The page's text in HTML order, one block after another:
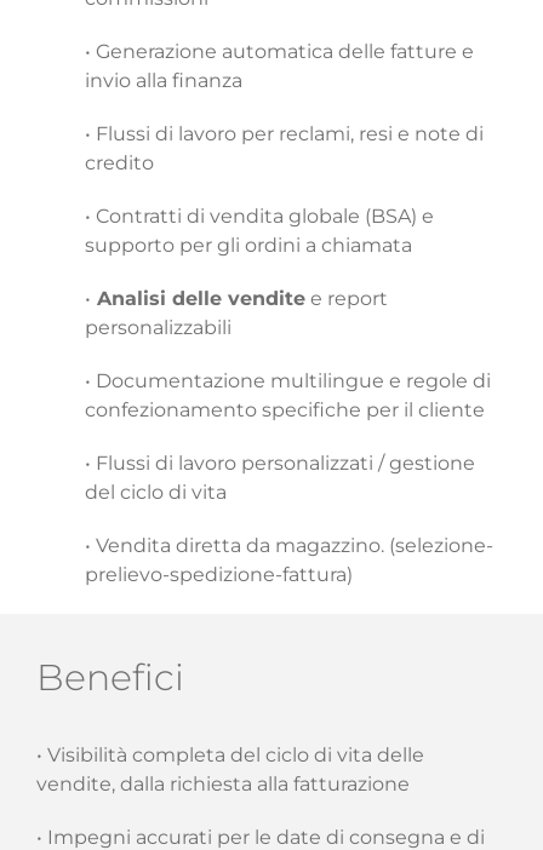
• Generazione automatica delle fatture e
invio alla finanza
• Flussi di lavoro per reclami, resi e note di
credito
• Contratti di vendita globale (BSA) e
supporto per gli ordini a chiamata
• Analisi delle vendite e report
personalizzabili
• Documentazione multilingue e regole di
confezionamento specifiche per il cliente
• Flussi di lavoro personalizzati / gestione
del ciclo di vita
• Vendita diretta da magazzino. (selezione-
prelievo-spedizione-fattura)
Benefici
• Visibilità completa del ciclo di vita delle
vendite, dalla richiesta alla fatturazione
• Impegni accurati per le date di consegna e di